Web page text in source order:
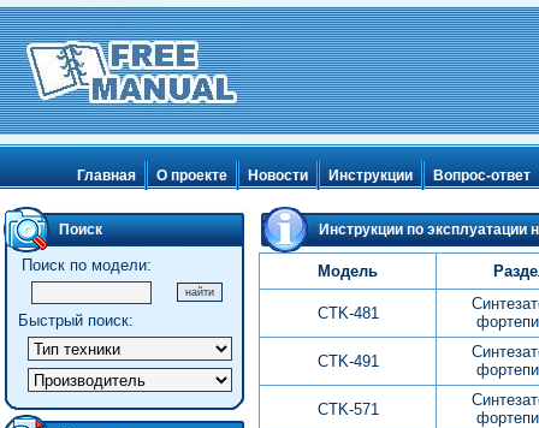
Главная О проекте Новости Инструкции Вопрос-ответ
Поиск
Поиск по модели:
Быстрый поиск:
Инструкции по эксплуатации
Модель
CTK-481
CTK-491
CTK-571